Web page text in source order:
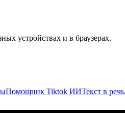
устройствах и в браузерах.
Помощник Tiktok ИИТекст в речь